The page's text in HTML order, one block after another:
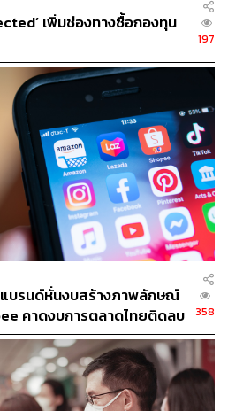
เพิ่มช่องทางซื้อกองทุน
197
แบรนด์หั่นงบสร้างภาพลักษณ์
คาดงบการตลาดไทยติดลบ
358